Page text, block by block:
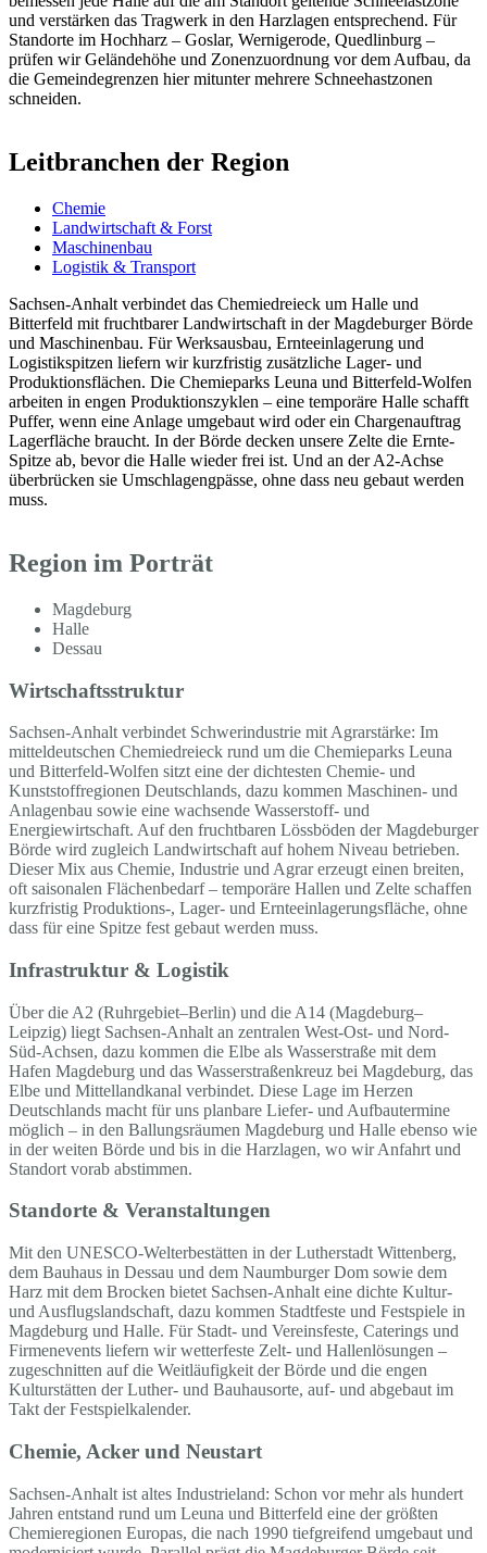
und verstärken das Tragwerk in den Harzlagen entsprechend. Für
Standorte im Hochharz – Goslar, Wernigerode, Quedlinburg –
prüfen wir Geländehöhe und Zonenzuordnung vor dem Aufbau, da
die Gemeindegrenzen hier mitunter mehrere Schneehastzonen
schneiden.
Leitbranchen der Region
Chemie
Landwirtschaft & Forst
Maschinenbau
Logistik & Transport
Sachsen-Anhalt verbindet das Chemiedreieck um Halle und
Bitterfeld mit fruchtbarer Landwirtschaft in der Magdeburger Börde
und Maschinenbau. Für Werksausbau, Ernteeinlagerung und
Logistikspitzen liefern wir kurzfristig zusätzliche Lager- und
Produktionsflächen. Die Chemieparks Leuna und Bitterfeld-Wolfen
arbeiten in engen Produktionszyklen – eine temporäre Halle schafft
Puffer, wenn eine Anlage umgebaut wird oder ein Chargenauftrag
Lagerfläche braucht. In der Börde decken unsere Zelte die Ernte-
Spitze ab, bevor die Halle wieder frei ist. Und an der A2-Achse
überbrücken sie Umschlagengpässe, ohne dass neu gebaut werden
muss.
Region im Porträt
Magdeburg
Halle
Dessau
Wirtschaftsstruktur
Sachsen-Anhalt verbindet Schwerindustrie mit Agrarstärke: Im
mitteldeutschen Chemiedreieck rund um die Chemieparks Leuna
und Bitterfeld-Wolfen sitzt eine der dichtesten Chemie- und
Kunststoffregionen Deutschlands, dazu kommen Maschinen- und
Anlagenbau sowie eine wachsende Wasserstoff- und
Energiewirtschaft. Auf den fruchtbaren Lössböden der Magdeburger
Börde wird zugleich Landwirtschaft auf hohem Niveau betrieben.
Dieser Mix aus Chemie, Industrie und Agrar erzeugt einen breiten,
oft saisonalen Flächenbedarf – temporäre Hallen und Zelte schaffen
kurzfristig Produktions-, Lager- und Ernteeinlagerungsfläche, ohne
dass für eine Spitze fest gebaut werden muss.
Infrastruktur & Logistik
Über die A2 (Ruhrgebiet–Berlin) und die A14 (Magdeburg–
Leipzig) liegt Sachsen-Anhalt an zentralen West-Ost- und Nord-
Süd-Achsen, dazu kommen die Elbe als Wasserstraße mit dem
Hafen Magdeburg und das Wasserstraßenkreuz bei Magdeburg, das
Elbe und Mittellandkanal verbindet. Diese Lage im Herzen
Deutschlands macht für uns planbare Liefer- und Aufbautermine
möglich – in den Ballungsräumen Magdeburg und Halle ebenso wie
in der weiten Börde und bis in die Harzlagen, wo wir Anfahrt und
Standort vorab abstimmen.
Standorte & Veranstaltungen
Mit den UNESCO-Welterbestätten in der Lutherstadt Wittenberg,
dem Bauhaus in Dessau und dem Naumburger Dom sowie dem
Harz mit dem Brocken bietet Sachsen-Anhalt eine dichte Kultur-
und Ausflugslandschaft, dazu kommen Stadtfeste und Festspiele in
Magdeburg und Halle. Für Stadt- und Vereinsfeste, Caterings und
Firmenevents liefern wir wetterfeste Zelt- und Hallenlösungen –
zugeschnitten auf die Weitläufigkeit der Börde und die engen
Kulturstätten der Luther- und Bauhausorte, auf- und abgebaut im
Takt der Festspielkalender.
Chemie, Acker und Neustart
Sachsen-Anhalt ist altes Industrieland: Schon vor mehr als hundert
Jahren entstand rund um Leuna und Bitterfeld eine der größten
Chemieregionen Europas, die nach 1990 tiefgreifend umgebaut und